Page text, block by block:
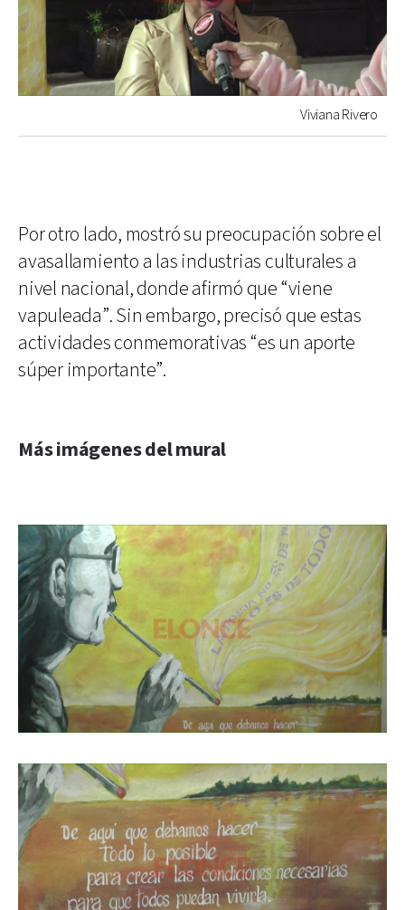
Viviana Rivero
Por otro lado, mostró su preocupación sobre el
avasallamiento a las industrias culturales a
nivel nacional, donde afirmó que “viene
vapuleada”. Sin embargo, precisó que estas
actividades conmemorativas “es un aporte
súper importante”.
Más imágenes del mural